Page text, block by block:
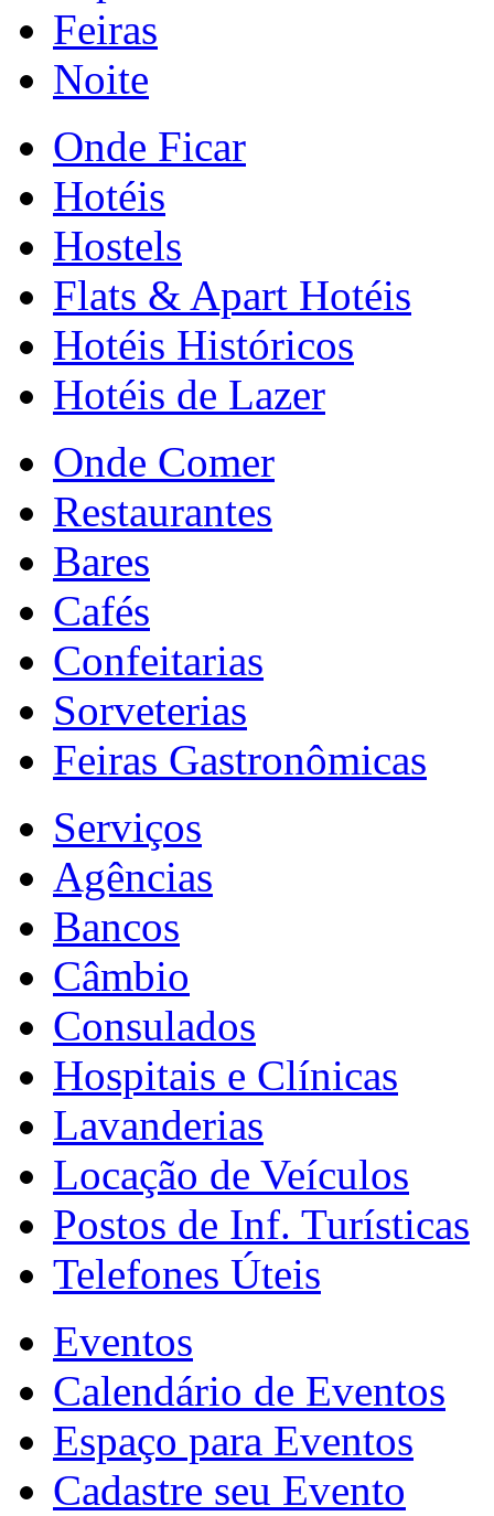
Feiras
Noite
Onde Ficar
Hotéis
Hostels
Flats & Apart Hotéis
Hotéis Históricos
Hotéis de Lazer
Onde Comer
Restaurantes
Bares
Cafés
Confeitarias
Sorveterias
Feiras Gastronômicas
Serviços
Agências
Bancos
Câmbio
Consulados
Hospitais e Clínicas
Lavanderias
Locação de Veículos
Postos de Inf. Turísticas
Telefones Úteis
Eventos
Calendário de Eventos
Espaço para Eventos
Cadastre seu Evento